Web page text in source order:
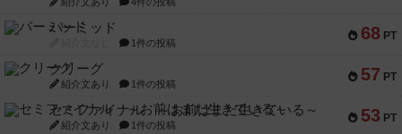
68 PT
パーミッド
1件の投稿
57 PT
クリーグ
紹介文あり 1件の投稿
53 PT
セミファイナル ～お前はまだ生きている～
紹介文あり 1件の投稿